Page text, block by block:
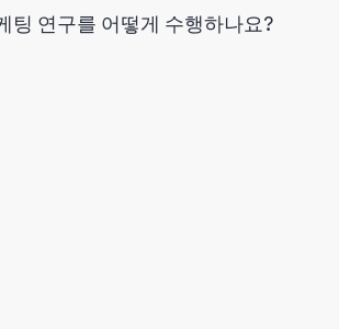
팅 연구를 어떻게 수행하나요?